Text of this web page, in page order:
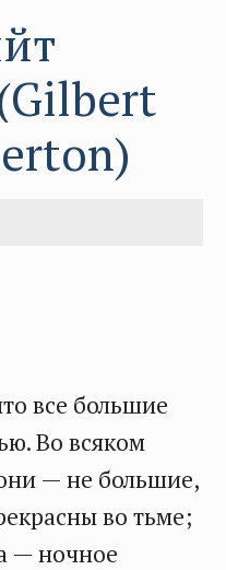
все большие
Во всяком
— не большие,
во тьме;
— ночное